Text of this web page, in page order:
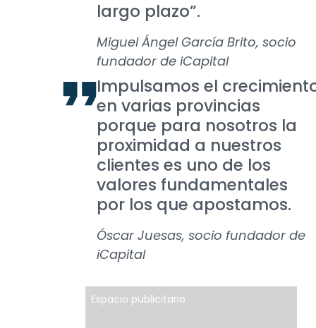
largo plazo”.
Miguel Ángel García Brito, socio
fundador de iCapital
Impulsamos el
en varias provincias
porque para nosotros la
proximidad a nuestros
clientes es uno de los
valores fundamentales
por los que apostamos.
Óscar Juesas, socio fundador de
iCapital
Espacio publicitario